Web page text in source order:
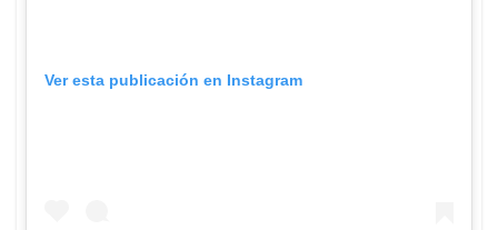
Ver esta publicación en Instagram